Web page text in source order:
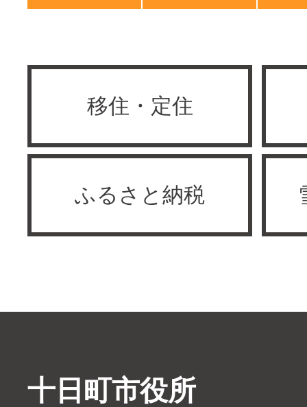
移住・定住
ふるさと納税
十日町市役所